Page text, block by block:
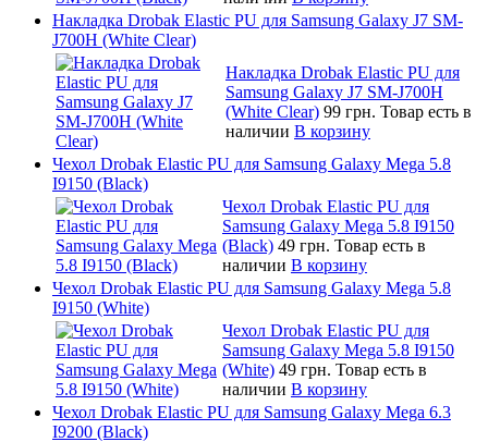
Накладка Drobak Elastic PU для Samsung Galaxy J7 SM-
J700H (White Clear)
Накладка Drobak Elastic PU для
Samsung Galaxy J7 SM-J700H
(White Clear) 99 грн. Товар есть в
наличии В корзину
Чехол Drobak Elastic PU для Samsung Galaxy Mega 5.8
I9150 (Black)
Чехол Drobak Elastic PU для
Samsung Galaxy Mega 5.8 I9150
(Black) 49 грн. Товар есть в
наличии В корзину
Чехол Drobak Elastic PU для Samsung Galaxy Mega 5.8
I9150 (White)
Чехол Drobak Elastic PU для
Samsung Galaxy Mega 5.8 I9150
(White) 49 грн. Товар есть в
наличии В корзину
Чехол Drobak Elastic PU для Samsung Galaxy Mega 6.3
I9200 (Black)